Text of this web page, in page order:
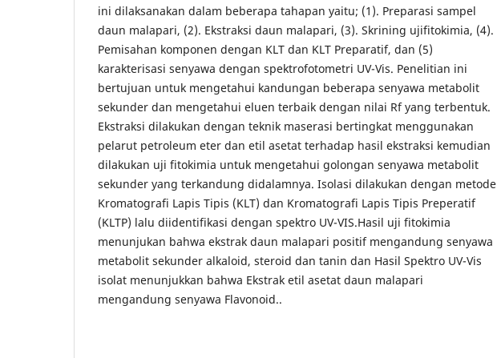
ini dilaksanakan dalam beberapa tahapan yaitu; (1). Preparasi sampel
daun malapari, (2). Ekstraksi daun malapari, (3). Skrining ujifitokimia, (4).
Pemisahan komponen dengan KLT dan KLT Preparatif, dan (5)
karakterisasi senyawa dengan spektrofotometri UV-Vis. Penelitian ini
bertujuan untuk mengetahui kandungan beberapa senyawa metabolit
sekunder dan mengetahui eluen terbaik dengan nilai Rf yang terbentuk.
Ekstraksi dilakukan dengan teknik maserasi bertingkat menggunakan
pelarut petroleum eter dan etil asetat terhadap hasil ekstraksi kemudian
dilakukan uji fitokimia untuk mengetahui golongan senyawa metabolit
sekunder yang terkandung didalamnya. Isolasi dilakukan dengan metode
Kromatografi Lapis Tipis (KLT) dan Kromatografi Lapis Tipis Preperatif
(KLTP) lalu diidentifikasi dengan spektro UV-VIS.Hasil uji fitokimia
menunjukan bahwa ekstrak daun malapari positif mengandung senyawa
metabolit sekunder alkaloid, steroid dan tanin dan Hasil Spektro UV-Vis
isolat menunjukkan bahwa Ekstrak etil asetat daun malapari
mengandung senyawa Flavonoid..